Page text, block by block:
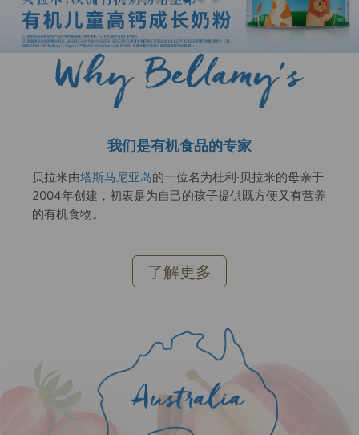
我们是有机食品的专家
贝拉米由塔斯马尼亚岛的一位名为杜利·贝拉米的母亲于
2004年创建，初衷是为自己的孩子提供既方便又有营养
的有机食物。
了解更多